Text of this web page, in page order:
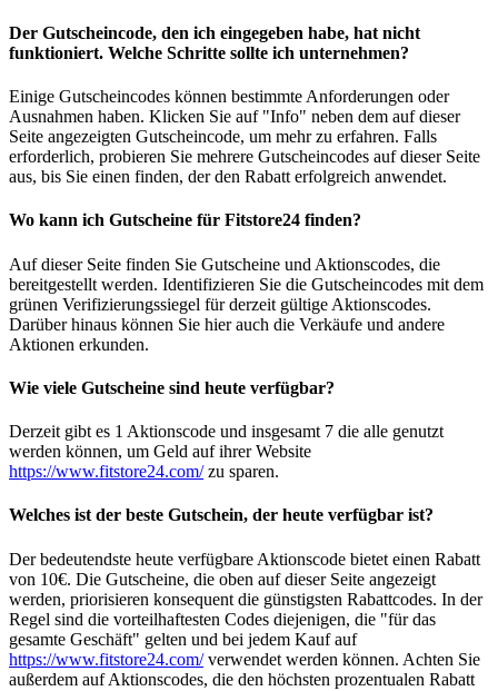
Der Gutscheincode, den ich eingegeben habe, hat nicht
funktioniert. Welche Schritte sollte ich unternehmen?
Einige Gutscheincodes können bestimmte Anforderungen oder
Ausnahmen haben. Klicken Sie auf "Info" neben dem auf dieser
Seite angezeigten Gutscheincode, um mehr zu erfahren. Falls
erforderlich, probieren Sie mehrere Gutscheincodes auf dieser Seite
aus, bis Sie einen finden, der den Rabatt erfolgreich anwendet.
Wo kann ich Gutscheine für Fitstore24 finden?
Auf dieser Seite finden Sie Gutscheine und Aktionscodes, die
bereitgestellt werden. Identifizieren Sie die Gutscheincodes mit dem
grünen Verifizierungssiegel für derzeit gültige Aktionscodes.
Darüber hinaus können Sie hier auch die Verkäufe und andere
Aktionen erkunden.
Wie viele Gutscheine sind heute verfügbar?
Derzeit gibt es 1 Aktionscode und insgesamt 7 die alle genutzt
werden können, um Geld auf ihrer Website
https://www.fitstore24.com/zu sparen.
Welches ist der beste Gutschein, der heute verfügbar ist?
Der bedeutendste heute verfügbare Aktionscode bietet einen Rabatt
von 10€. Die Gutscheine, die oben auf dieser Seite angezeigt
werden, priorisieren konsequent die günstigsten Rabattcodes. In der
Regel sind die vorteilhaftesten Codes diejenigen, die "für das
gesamte Geschäft" gelten und bei jedem Kauf auf
https://www.fitstore24.com/verwendet werden können. Achten Sie
außerdem auf Aktionscodes, die den höchsten prozentualen Rabatt